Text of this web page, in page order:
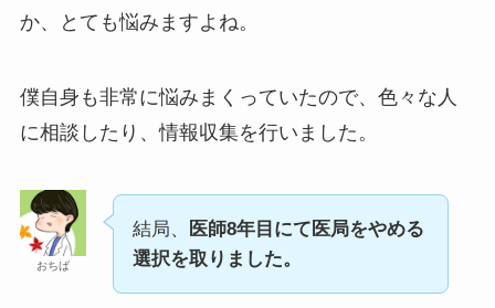
か、とても悩みますよね。
僕自身も非常に悩みまくっていたので、色々な人
に相談したり、情報収集を行いました。
おちば
結局、
医師8年目にて医局をやめる
選択を取りました。